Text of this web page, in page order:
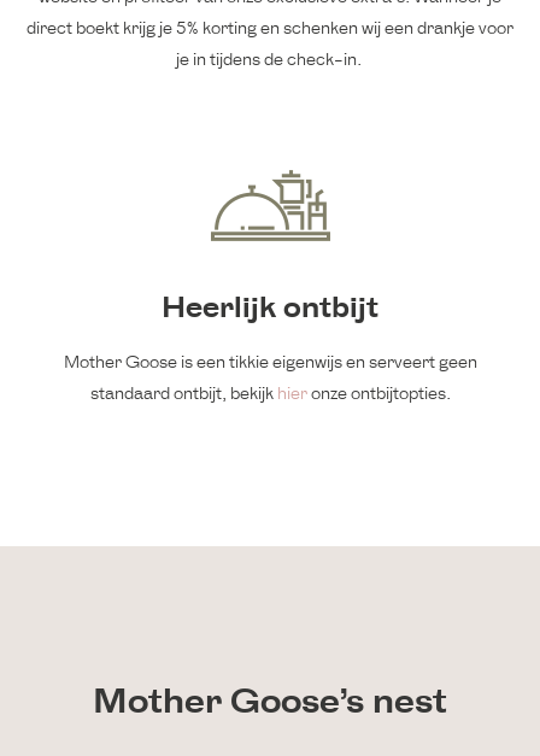
direct boekt krijg je 5% korting en schenken wij een drankje voor
je in tijdens de check-in.
Heerlijk ontbijt
Mother Goose is een tikkie eigenwijs en serveert geen
standaard ontbijt, bekijk hieronze ontbijtopties.
Mother Goose’s nest